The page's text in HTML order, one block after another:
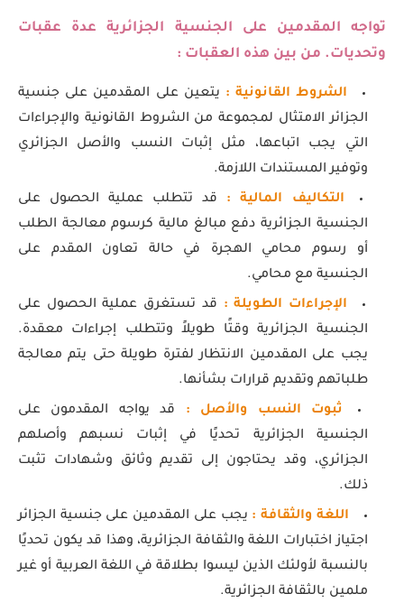
تواجه المقدمين على الجنسية الجزائرية عدة عقبات
وتحديات. من بين هذه العقبات :
الشروط القانونية : يتعين على المقدمين على جنسية
الجزائر الامتثال لمجموعة من الشروط القانونية والإجراءات
التي يجب اتباعها، مثل إثبات النسب والأصل الجزائري
وتوفير المستندات اللازمة.
التكاليف المالية : قد تتطلب عملية الحصول على
الجنسية الجزائرية دفع مبالغ مالية كرسوم معالجة الطلب
أو رسوم محامي الهجرة في حالة تعاون المقدم على
الجنسية مع محامي.
الإجراءات الطويلة : قد تستغرق عملية الحصول على
الجنسية الجزائرية وقتًا طويلاً وتتطلب إجراءات معقدة.
يجب على المقدمين الانتظار لفترة طويلة حتى يتم معالجة
طلباتهم وتقديم قرارات بشأنها.
ثبوت النسب والأصل : قد يواجه المقدمون على
الجنسية الجزائرية تحديًا في إثبات نسبهم وأصلهم
الجزائري، وقد يحتاجون إلى تقديم وثائق وشهادات تثبت
ذلك.
اللغة والثقافة : يجب على المقدمين على جنسية الجزائر
اجتياز اختبارات اللغة والثقافة الجزائرية، وهذا قد يكون تحديًا
بالنسبة لأولئك الذين ليسوا بطلاقة في اللغة العربية أو غير
ملمين بالثقافة الجزائرية.